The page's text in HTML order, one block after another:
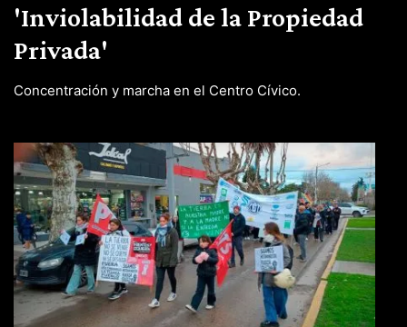
'Inviolabilidad de la Propiedad
Privada'
Concentración y marcha en el Centro Cívico.